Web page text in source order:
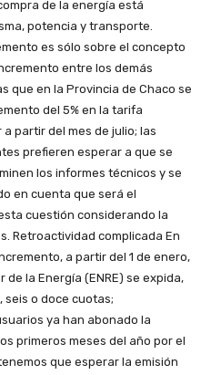
de la energía está
potencia y transporte.
es sólo sobre el concepto
entre los demás
que en la Provincia de Chaco se
del 5% en la tarifa
partir del mes de julio; las
prefieren esperar a que se
los informes técnicos y se
en cuenta que será el
cuestión considerando la
Retroactividad complicada En
a partir del 1 de enero,
la Energía (ENRE) se expida,
seis o doce cuotas;
ya han abonado la
primeros meses del año por el
que esperar la emisión